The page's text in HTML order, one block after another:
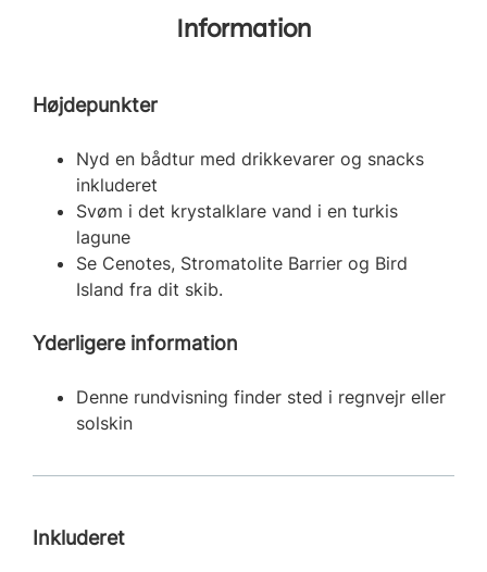
Information
Højdepunkter
Nyd en bådtur med drikkevarer og snacks
inkluderet
Svøm i det krystalklare vand i en turkis
lagune
Se Cenotes, Stromatolite Barrier og Bird
Island fra dit skib.
Yderligere information
Denne rundvisning finder sted i regnvejr eller
solskin
Inkluderet